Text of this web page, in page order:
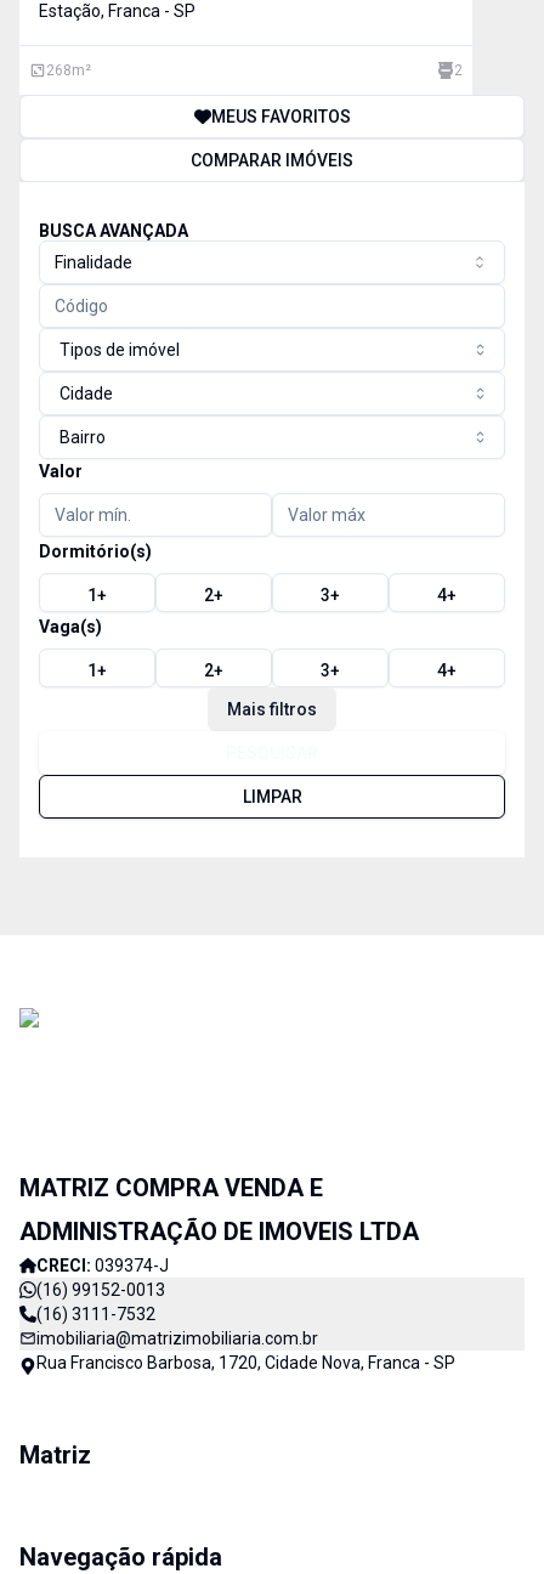
Franca, bairro Estação. O imóvel conta agora com
mais conforto
Estação, Franca - SP
268m² 2
MEUS FAVORITOS
COMPARAR IMÓVEIS
BUSCA AVANÇADA
Finalidade
Tipos de imóvel
Cidade
Bairro
Valor
Dormitório(s)
1+ 2+ 3+ 4+
Vaga(s)
1+ 2+ 3+ 4+
Mais filtros
LIMPAR
MATRIZ COMPRA VENDA E
ADMINISTRAÇÃO DE IMOVEIS LTDA
CRECI: 039374-J
(16) 99152-0013
(16) 3111-7532
imobiliaria@matrizimobiliaria.com.br
Rua Francisco Barbosa, 1720, Cidade Nova, Franca - SP
Matriz
Navegação rápida